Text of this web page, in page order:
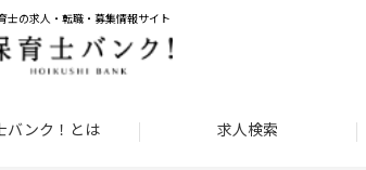
士の求人・転職・募集情報サイト
バンク！とは 求人検索